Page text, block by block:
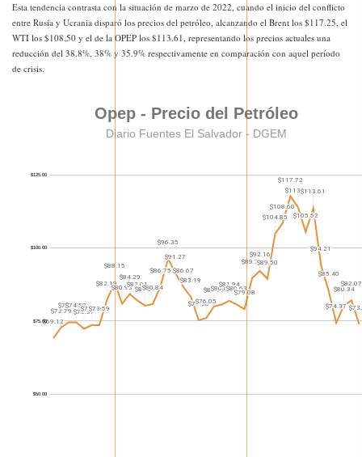
Esta tendencia contrasta con la situación de marzo de 2022, cuando el inicio del conflicto
entre Rusia y Ucrania disparó los precios del petróleo, alcanzando el Brent los $117.25, el
WTI los $108.50 y el de la OPEP los $113.61, representando los precios actuales una
reducción del 38.8%, 38% y 35.9% respectivamente en comparación con aquel período
de crisis.